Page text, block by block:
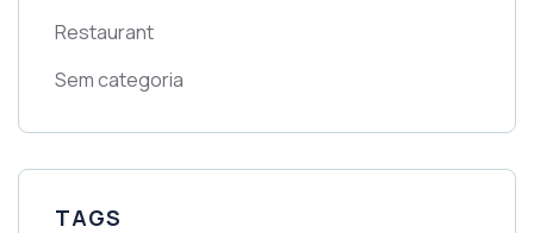
Restaurant
Sem categoria
TAGS